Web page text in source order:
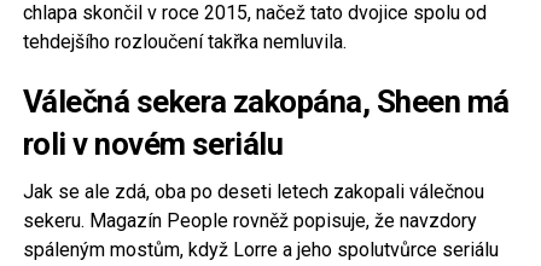
chlapa skončil v roce 2015, načež tato dvojice spolu od
tehdejšího rozloučení takřka nemluvila.
Válečná sekera zakopána, Sheen má
roli v novém seriálu
Jak se ale zdá, oba po deseti letech zakopali válečnou
sekeru. Magazín People rovněž popisuje, že navzdory
spáleným mostům, když Lorre a jeho spolutvůrce seriálu